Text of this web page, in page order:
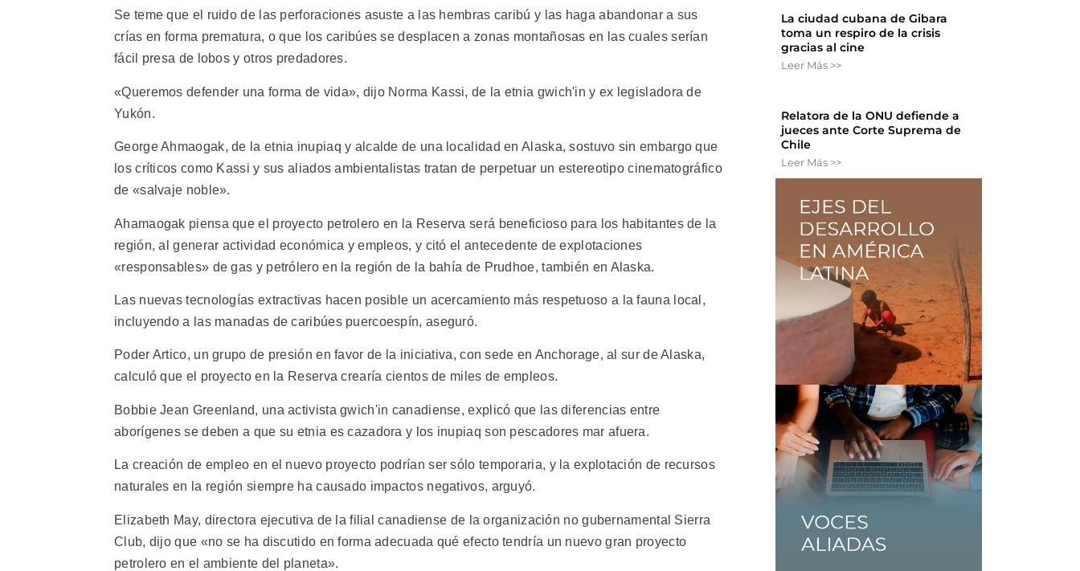
Se teme que el ruido de las perforaciones asuste a las hembras caribú y las haga abandonar a sus
crías en forma prematura, o que los caribúes se desplacen a zonas montañosas en las cuales serían
fácil presa de lobos y otros predadores.
«Queremos defender una forma de vida», dijo Norma Kassi, de la etnia gwich'in y ex legisladora de
Yukón.
George Ahmaogak, de la etnia inupiaq y alcalde de una localidad en Alaska, sostuvo sin embargo que
los críticos como Kassi y sus aliados ambientalistas tratan de perpetuar un estereotipo cinematográfico
de «salvaje noble».
Ahamaogak piensa que el proyecto petrolero en la Reserva será beneficioso para los habitantes de la
región, al generar actividad económica y empleos, y citó el antecedente de explotaciones
«responsables» de gas y petrólero en la región de la bahía de Prudhoe, también en Alaska.
Las nuevas tecnologías extractivas hacen posible un acercamiento más respetuoso a la fauna local,
incluyendo a las manadas de caribúes puercoespín, aseguró.
Poder Artico, un grupo de presión en favor de la iniciativa, con sede en Anchorage, al sur de Alaska,
calculó que el proyecto en la Reserva crearía cientos de miles de empleos.
Bobbie Jean Greenland, una activista gwich'in canadiense, explicó que las diferencias entre
aborígenes se deben a que su etnia es cazadora y los inupiaq son pescadores mar afuera.
La creación de empleo en el nuevo proyecto podrían ser sólo temporaria, y la explotación de recursos
naturales en la región siempre ha causado impactos negativos, arguyó.
Elizabeth May, directora ejecutiva de la filial canadiense de la organización no gubernamental Sierra
Club, dijo que «no se ha discutido en forma adecuada qué efecto tendría un nuevo gran proyecto
petrolero en el ambiente del planeta».
La ciudad cubana de Gibara
toma un respiro de la crisis
gracias al cine
Leer Más >>
Relatora de la ONU defiende a
jueces ante Corte Suprema de
Chile
Leer Más >>